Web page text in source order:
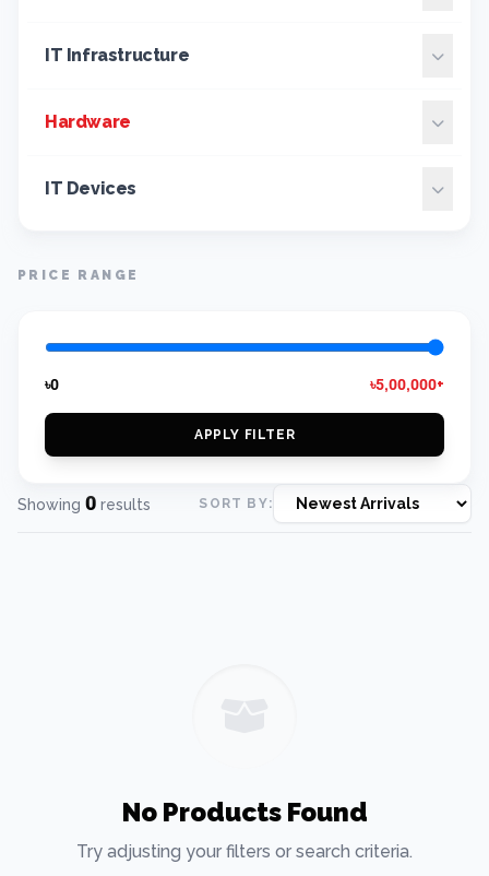
IT Infrastructure
Hardware
IT Devices
PRICE RANGE
৳0 ৳5,00,000+
APPLY FILTER
Showing 0 results SORT BY:
No Products Found
Try adjusting your filters or search criteria.